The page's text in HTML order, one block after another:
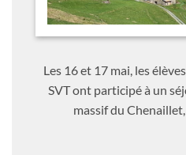
Les 16 et 17 mai, les
SVT ont participé à un
massif du